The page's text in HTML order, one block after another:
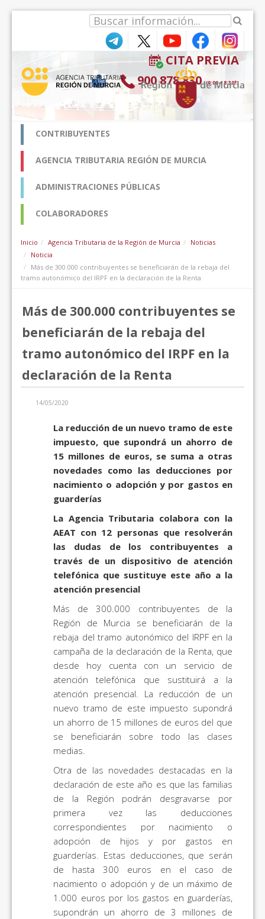
CITA PREVIA
900 878 830 (9:00-18:30*)
CONTRIBUYENTES
AGENCIA TRIBUTARIA REGIÓN DE MURCIA
ADMINISTRACIONES PÚBLICAS
COLABORADORES
Inicio Agencia Tributaria de la Región de Murcia
Noticias
Noticia
Más de 300.000 contribuyentes se beneficiarán de la rebaja del
tramo autonómico del IRPF en la declaración de la Renta
Más de 300.000 contribuyentes se
beneficiarán de la rebaja del
tramo autonómico del IRPF en la
declaración de la Renta
14/05/2020
La reducción de un nuevo tramo de este
impuesto, que supondrá un ahorro de
15 millones de euros, se suma a otras
novedades como las deducciones por
nacimiento o adopción y por gastos en
guarderías
La Agencia Tributaria colabora con la
AEAT con 12 personas que resolverán
las dudas de los contribuyentes a
través de un dispositivo de atención
telefónica que sustituye este año a la
atención presencial
Más de 300.000 contribuyentes de la
Región de Murcia se beneficiarán de la
rebaja del tramo autonómico del IRPF en la
campaña de la declaración de la Renta, que
desde hoy cuenta con un servicio de
atención telefónica que sustituirá a la
atención presencial. La reducción de un
nuevo tramo de este impuesto supondrá
un ahorro de 15 millones de euros del que
se beneficiarán sobre todo las clases
medias.
Otra de las novedades destacadas en la
declaración de este año es que las familias
de la Región podrán desgravarse por
primera vez las deducciones
correspondientes por nacimiento o
adopción de hijos y por gastos en
guarderías. Estas deducciones, que serán
de hasta 300 euros en el caso de
nacimiento o adopción y de un máximo de
1.000 euros por los gastos en guarderías,
supondrán un ahorro de 3 millones de